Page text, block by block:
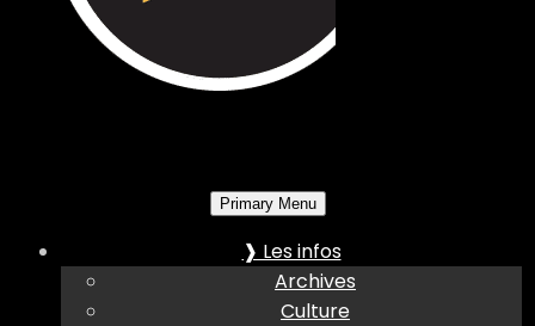
Primary Menu
❱ Les infos
Archives
Culture